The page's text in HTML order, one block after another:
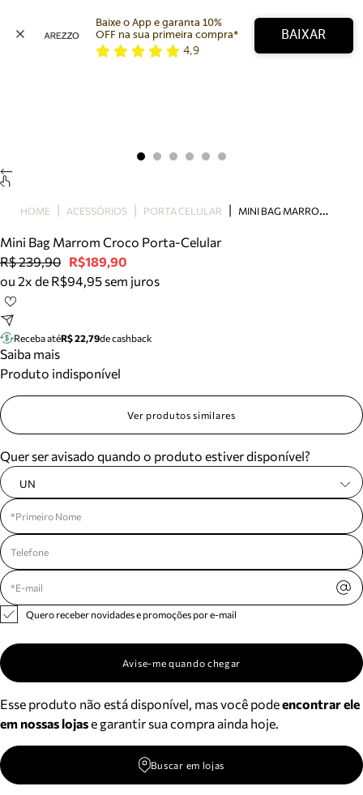
Bolsa
Tamanco
Tênis
Mule
Tire dúvidas sobre pedidos, devoluções e mais.
Meus pedidos
Acompanhe seus pedidos e solicite devoluções.
Baixe o App e garanta 10%
OFF na sua primeira compra*
4,9
BAIXAR
HOME ACESSÓRIOS PORTA CELULAR M
INI BAG MARROM CROCO PORTA-CELULAR
Mini Bag Marrom Croco Porta-Celular
R$ 239,90 R$189,90
ou 2x de R$94,95 sem juros
Receba atéR$ 22,79de cashback
Saiba mais
Produto indisponível
Ver produtos similares
Quer ser avisado quando o produto estiver disponível?
UN
Quero receber novidades e promoções por e-mail
Avise-me quando chegar
Esse produto não está disponível, mas você podeencontrar ele
em nossas lojase garantir sua compra ainda hoje.
Buscar em lojas